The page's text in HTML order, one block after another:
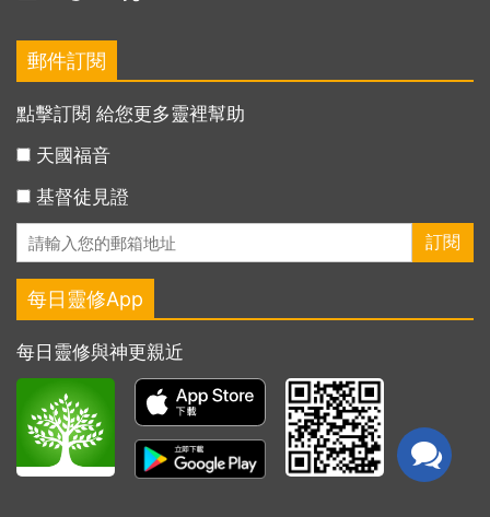
郵件訂閱
點擊訂閱 給您更多靈裡幫助
天國福音
基督徒見證
每日靈修App
每日靈修與神更親近